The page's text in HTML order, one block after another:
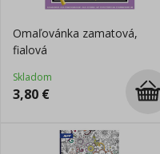
Omaľovánka zamatová,
fialová
Skladom
3,80 €